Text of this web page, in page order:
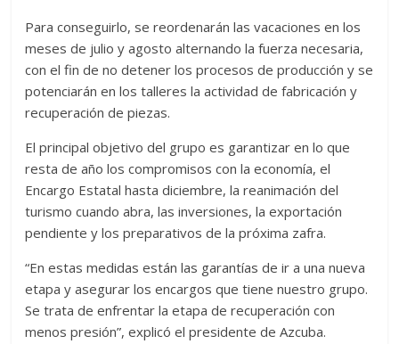
Para conseguirlo, se reordenarán las vacaciones en los
meses de julio y agosto alternando la fuerza necesaria,
con el fin de no detener los procesos de producción y se
potenciarán en los talleres la actividad de fabricación y
recuperación de piezas.
El principal objetivo del grupo es garantizar en lo que
resta de año los compromisos con la economía, el
Encargo Estatal hasta diciembre, la reanimación del
turismo cuando abra, las inversiones, la exportación
pendiente y los preparativos de la próxima zafra.
“En estas medidas están las garantías de ir a una nueva
etapa y asegurar los encargos que tiene nuestro grupo.
Se trata de enfrentar la etapa de recuperación con
menos presión”, explicó el presidente de Azcuba.